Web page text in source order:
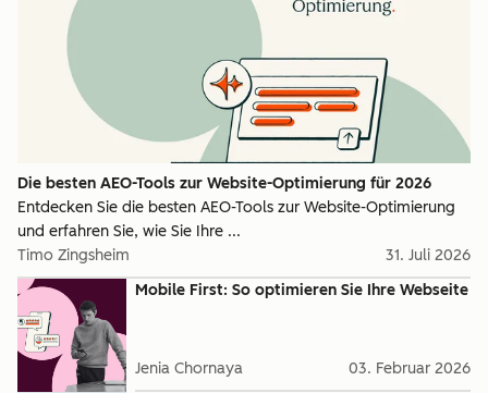
Die besten AEO-Tools zur Website-Optimierung für 2026
Entdecken Sie die besten AEO-Tools zur Website-Optimierung
und erfahren Sie, wie Sie Ihre ...
Timo Zingsheim
31. Juli 2026
Mobile First: So optimieren Sie Ihre Webseite
Jenia Chornaya 03. Februar 2026